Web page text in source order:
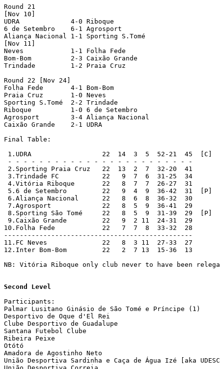
Round 21
[Nov 10]
UDRA             4-0 Riboque
6 de Setembro    6-1 Agrosport
Aliança Nacional 1-1 Sporting S.Tomé
[Nov 11]
Neves            1-1 Folha Fede
Bom-Bom          2-3 Caixão Grande
Trindade         1-2 Praia Cruz
Round 22 [Nov 24]
Folha Fede       4-1 Bom-Bom
Praia Cruz       1-0 Neves
Sporting S.Tomé  2-2 Trindade
Riboque          1-0 6 de Setembro
Agrosport        3-4 Aliança Nacional
Caixão Grande    2-1 UDRA
Final Table:
1.UDRA                  22  14  3  5  52-21  45  [C]
- - - - - - - - - - - - - - - - - - - - - - - -
2.Sporting Praia Cruz   22  13  2  7  32-20  41
3.Trindade FC           22   9  7  6  31-25  34
4.Vitória Riboque       22   8  7  7  26-27  31
5.6 de Setembro         22   9  4  9  36-42  31
6.Aliança Nacional      22   8  6  8  36-32  30
7.Agrosport             22   8  5  9  36-41  29
8.Sporting São Tomé     22   8  5  9  31-39  29
9.Caixão Grande         22   9  2 11  24-31  29
10.Folha Fede            22   7  7  8  33-32  28
------------------------------------------------
11.FC Neves              22   8  3 11  27-33  27
12.Inter Bom-Bom         22   2  7 13  15-36  13
NB: Vitória Riboque only club never to have been
Second Level
Participants:
Palmar Lusitano Ginásio de São Tomé e Príncipe (1)
Desportivo de Oque d'El Rei
Clube Desportivo de Guadalupe
Santana Futebol Clube
Ribeira Peixe
Otótó
Amadora de Agostinho Neto
União Desportiva Sardinha e Caça de Água Izé [aka